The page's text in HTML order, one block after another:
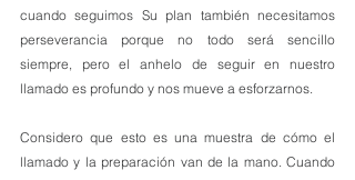
cuando seguimos Su plan también necesitamos
perseverancia porque no todo será sencillo
siempre, pero el anhelo de seguir en nuestro
llamado es profundo y nos mueve a esforzarnos.
Considero que esto es una muestra de cómo el
llamado y la preparación van de la mano. Cuando